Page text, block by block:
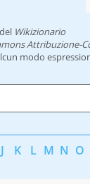
Wikizionario
Attribuzione-
modo
J K L M N O